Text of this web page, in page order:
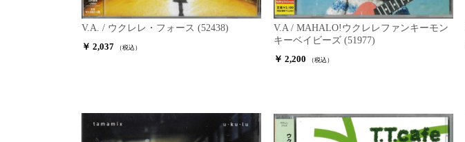
V.A. / ウクレレ・フォース (52438)
￥ 2,037
（税込）
V.A / MAHALO!ウクレレファンキーモン
キーベイビーズ (51977)
￥ 2,200
（税込）